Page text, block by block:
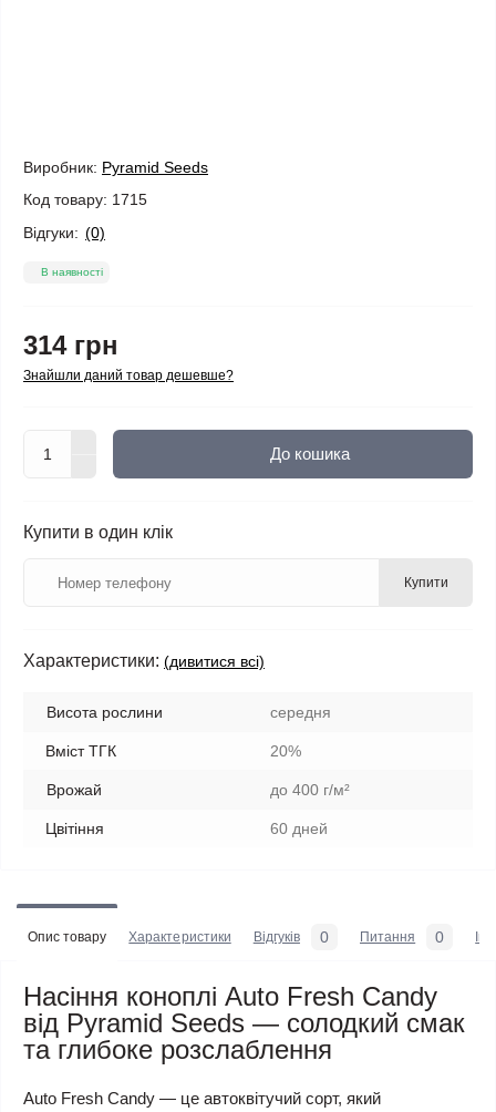
Виробник: Pyramid Seeds
Код товару: 1715
Відгуки: (0)
В наявності
314 грн
Знайшли даний товар дешевше?
До кошика
Купити в один клік
Купити
Характеристики: (дивитися всі)
Висота рослини середня
Вміст ТГК 20%
Врожай до 400 г/м²
Цвітіння 60 дней
Опис товару Характеристики Відгуків 0 Питання 0
Насіння коноплі Auto Fresh Candy
від Pyramid Seeds — солодкий смак
та глибоке розслаблення
Auto Fresh Candy — це автоквітучий сорт, який